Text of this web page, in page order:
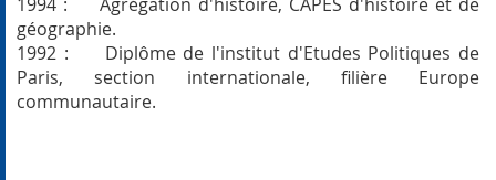
géographie.
1992 : Diplôme de l'institut d'Etudes Politiques de
Paris, section internationale, filière Europe
communautaire.